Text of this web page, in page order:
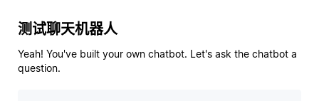
测试聊天机器人
Yeah! You've built your own chatbot. Let's ask the chatbot a
question.